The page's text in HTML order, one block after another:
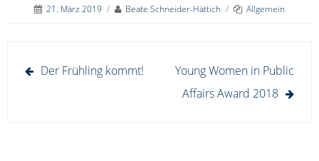
21. März 2019 / Beate Schneider-Hättich / Allgemein
Beitragsnavigation
Der Frühling kommt!
Young Women in Public
Affairs Award 2018